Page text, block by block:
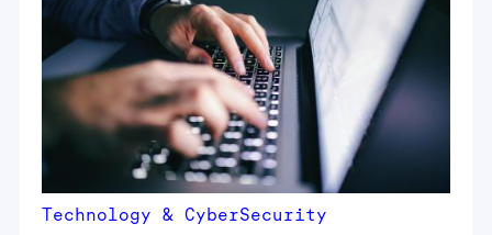
Technology & CyberSecurity